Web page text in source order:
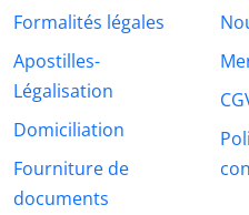
Formalités légales
Apostilles-
Légalisation
Domiciliation
Fourniture de
documents